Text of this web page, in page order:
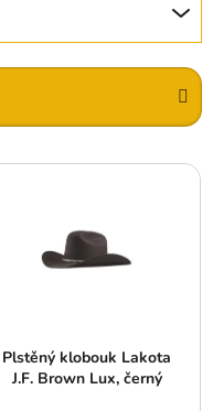
Plstěný klobouk Lakota
J.F. Brown Lux, černý